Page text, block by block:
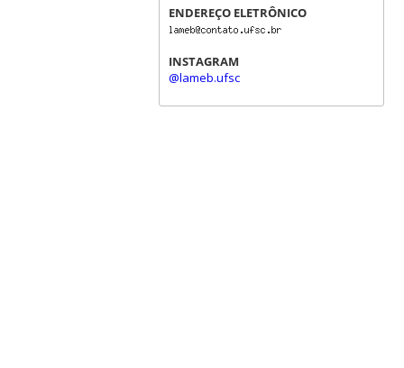
ENDEREÇO ELETRÔNICO
INSTAGRAM
@lameb.ufsc